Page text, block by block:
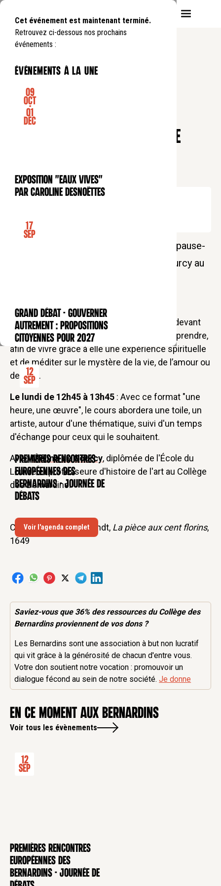
Cet événement est maintenant terminé.
Retrouvez ci-dessous nos prochains
événements :
événements à la une
EXPOSITION
09
Oct
-
01
Déc
Exposition "Eaux Vives"
par Caroline Desnoëttes
CONFÉRENCE
17
Sep
GRAND DÉBAT - Gouverner
autrement : propositions
citoyennes pour 2027
CONFÉRENCE
12
Sep
Premières rencontres
européennes des
Bernardins - Journée de
débats
Voir l'agenda complet
CONFÉRENCE
LA PIÈCE AUX 100 FLORINS DE
INESTIMABLE
Lundi 1
.
12de12:45à 13:45
Tarif réduit : 5€
Venez découvrir la peinture lors d'une pause-
déjeuner artistique avec Mélina de Courcy au
Chaque mois, prenez une heure de pause devant
une toile de maître, pour la regarder, la comprendre,
afin de vivre grâce à elle une expérience spirituelle
et de méditer sur le mystère de la vie, de l’amour ou
de Dieu.
Le lundi de 12h45 à 13h45 : Avec ce format "une
heure, une œuvre", le cours abordera une toile, un
artiste, autour d'une thématique, suivi d'un temps
d'échange pour ceux qui le souhaitent.
AvecMélina de Courcy, diplômée de l'École du
Louvre et professeure d'histoire de l'art au Collège
des Bernardins.
Crédit image : Rembrandt, La pièce aux cent florins,
1649
Saviez-vous que 36% desressourcesdu Collège des
Bernardins proviennent de vos dons ?
Les Bernardins sont une association à but non lucratif
qui vit grâce à la générosité de chacun d'entre vous.
Votre don soutient notre vocation : promouvoir un
dialogue fécond au sein de notre société.Je donne
en ce moment aux Bernardins
Voir tous les évènements
CONFÉRENCE
12
Sep
Premières rencontres
européennes des
Bernardins - Journée de